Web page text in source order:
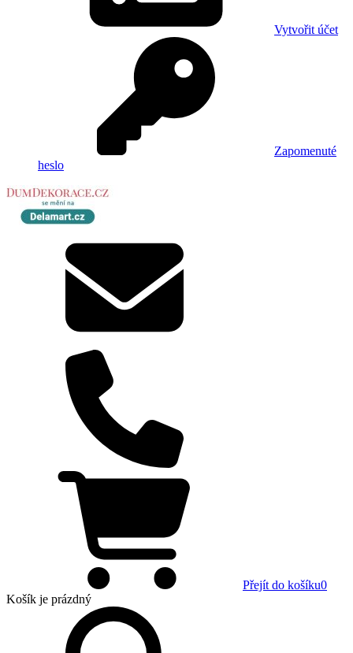
Vytvořit účet
Zapomenuté
heslo
Přejít do košíku0
Košík je prázdný